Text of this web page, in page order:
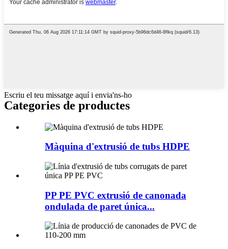
Escriu el teu missatge aquí i envia'ns-ho
Categories de productes
Màquina d'extrusió de tubs HDPE
PP PE PVC extrusió de canonada
ondulada de paret única...